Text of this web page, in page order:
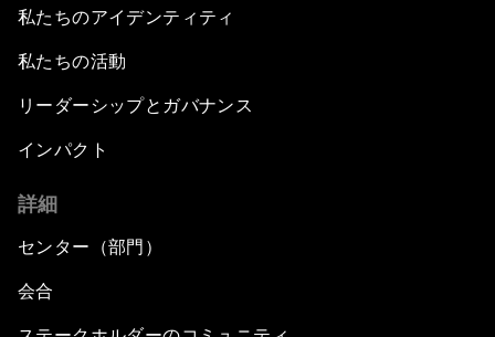
私たちのアイデンティティ
私たちの活動
リーダーシップとガバナンス
インパクト
詳細
センター（部門）
会合